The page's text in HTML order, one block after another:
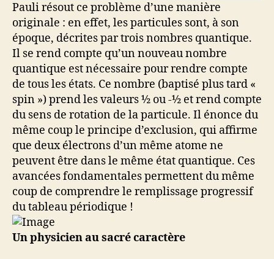
Pauli résout ce problème d’une manière
originale : en effet, les particules sont, à son
époque, décrites par trois nombres quantique.
Il se rend compte qu’un nouveau nombre
quantique est nécessaire pour rendre compte
de tous les états. Ce nombre (baptisé plus tard «
spin ») prend les valeurs ½ ou -½ et rend compte
du sens de rotation de la particule. Il énonce du
même coup le principe d’exclusion, qui affirme
que deux électrons d’un même atome ne
peuvent être dans le même état quantique. Ces
avancées fondamentales permettent du même
coup de comprendre le remplissage progressif
du tableau périodique !
Un physicien au sacré caractère